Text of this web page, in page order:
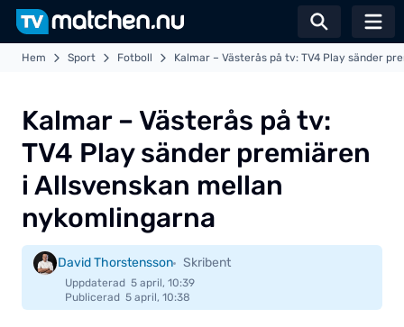
Växla
Hem Sport Fotboll Kalmar – Västerås på tv: TV4 Play sänder
Kalmar – Västerås på tv:
TV4 Play sänder premiären
i Allsvenskan mellan
nykomlingarna
David Thorstensson Skribent
Uppdaterad 5 april, 10:39
Publicerad 5 april, 10:38